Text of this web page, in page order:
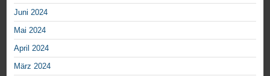
Juni 2024
Mai 2024
April 2024
März 2024